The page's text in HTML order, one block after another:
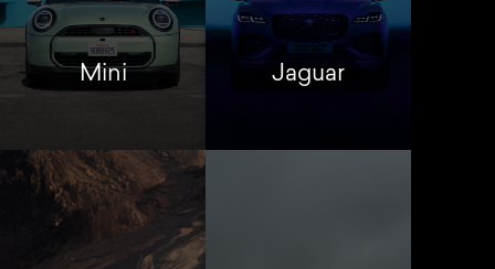
Mini Jaguar